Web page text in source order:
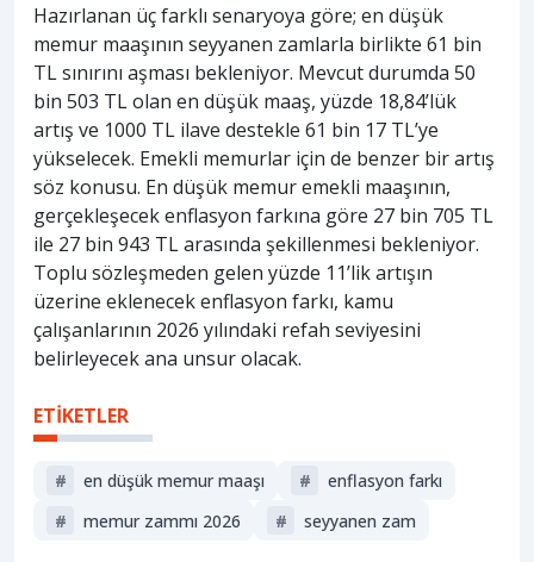
Hazırlanan üç farklı senaryoya göre; en düşük
memur maaşının seyyanen zamlarla birlikte 61 bin
TL sınırını aşması bekleniyor. Mevcut durumda 50
bin 503 TL olan en düşük maaş, yüzde 18,84’lük
artış ve 1000 TL ilave destekle 61 bin 17 TL’ye
yükselecek. Emekli memurlar için de benzer bir artış
söz konusu. En düşük memur emekli maaşının,
gerçekleşecek enflasyon farkına göre 27 bin 705 TL
ile 27 bin 943 TL arasında şekillenmesi bekleniyor.
Toplu sözleşmeden gelen yüzde 11’lik artışın
üzerine eklenecek enflasyon farkı, kamu
çalışanlarının 2026 yılındaki refah seviyesini
belirleyecek ana unsur olacak.
ETİKETLER
# en düşük memur maaşı #
enflasyon farkı
#
memur zammı 2026 # seyyanen zam